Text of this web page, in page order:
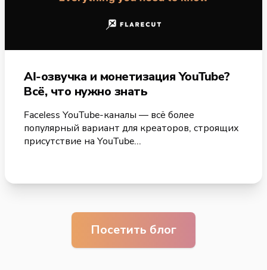
AI-озвучка и монетизация YouTube?
Всё, что нужно знать
Faceless YouTube-каналы — всё более
популярный вариант для креаторов, строящих
присутствие на YouTube...
Посетить блог